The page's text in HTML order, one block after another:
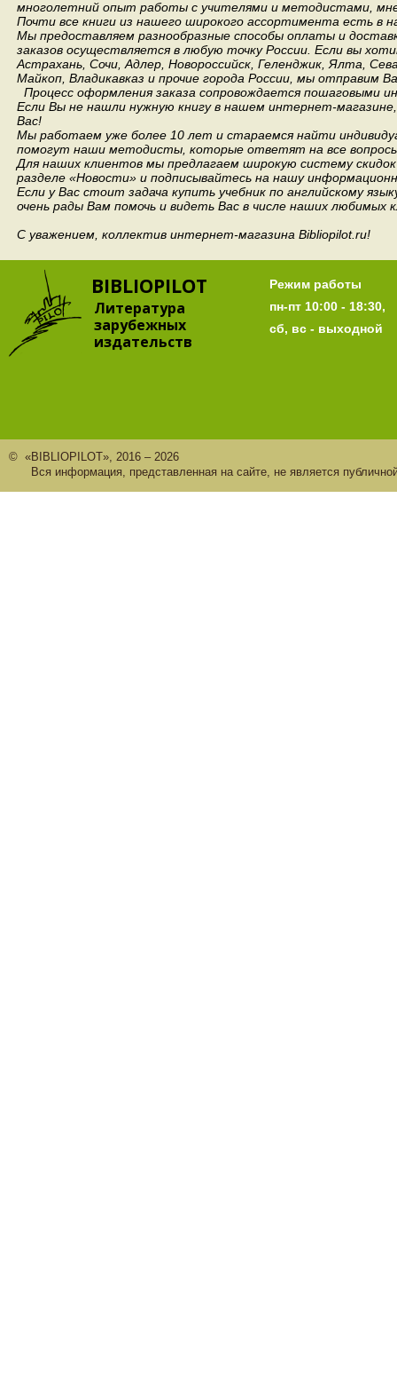
многолетний опыт работы с учителями и методистами,
Почти все книги из нашего широкого ассортимента есть в
Мы предоставляем разнообразные способы оплаты и
заказов осуществляется в любую точку России. Если вы
Астрахань, Сочи, Адлер, Новороссийск, Геленджик, Ялта,
Майкоп, Владикавказ и прочие города России, мы отправим
Процесс оформления заказа сопровождается пошаговыми
Если Вы не нашли нужную книгу в нашем интернет-
Вас!
Мы работаем уже более 10 лет и стараемся найти
помогут наши методисты, которые ответят на все
Для наших клиентов мы предлагаем широкую систему
разделе «Новости» и подписывайтесь на нашу
Если у Вас стоит задача купить учебник по английскому
очень рады Вам помочь и видеть Вас в числе наших любимых
С уважением, коллектив интернет-магазина Bibliopilot.ru!
BIBLIOPILOT
Литература
зарубежных
издательств
Режим работы
пн-пт 10:00 - 18:30,
сб, вс - выходной
© «BIBLIOPILOT», 2016 – 2026
Вся информация, представленная на сайте, не является